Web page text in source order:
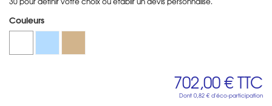
Couleurs
702,00 €TTC
Dont 0,82 € d'éco-participation